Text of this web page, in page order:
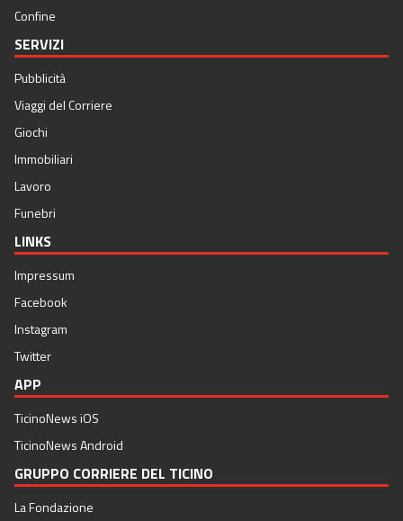
Confine
SERVIZI
Pubblicità
Viaggi del Corriere
Giochi
Immobiliari
Lavoro
Funebri
LINKS
Impressum
Facebook
Instagram
Twitter
APP
TicinoNews iOS
TicinoNews Android
GRUPPO CORRIERE DEL TICINO
La Fondazione